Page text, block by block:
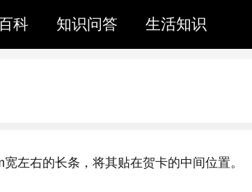
科 知识问答 生活知识
左右的长条，将其贴在贺卡的中间位置。